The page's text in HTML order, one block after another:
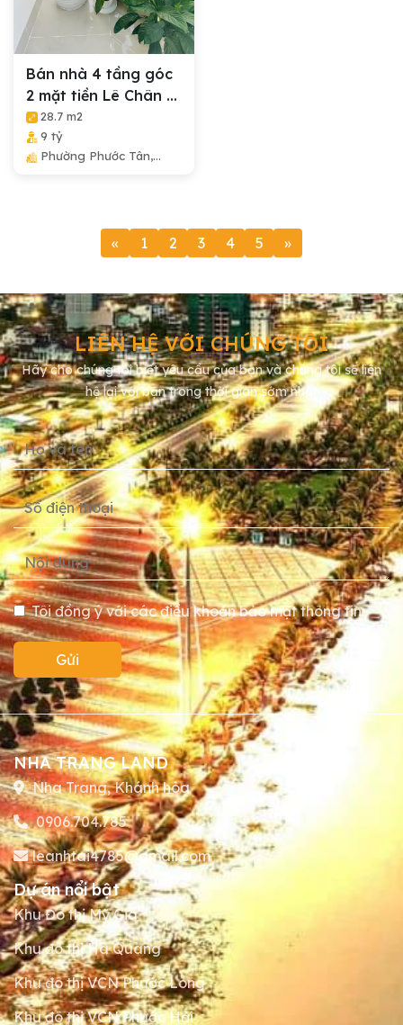
Bán nhà 4 tầng góc
2 mặt tiền Lê Chân +
Âu Cơ...
28.7 m2
9 tỷ
Phường Phước Tân,
« 1 2 3 4 5 »
LIÊN HỆ VỚI CHÚNG TÔI
Hãy cho chúng tôi biết yêu cầu của bạn và chúng tôi sẽ liên
hệ lại với bạn trong thời gian sớm nhất
Tôi đồng ý với các điều khoản bảo mật thông tin
Gửi
NHA TRANG LAND
Nha Trang, Khánh hòa
0906.704.785
leanhtai4785@gmail.com
Dự án nổi bật
Khu Đô thị Mỹ Gia
Khu đô thị Hà Quang
Khu đô thị VCN Phước Long
Khu đô thị VCN Phước Hải